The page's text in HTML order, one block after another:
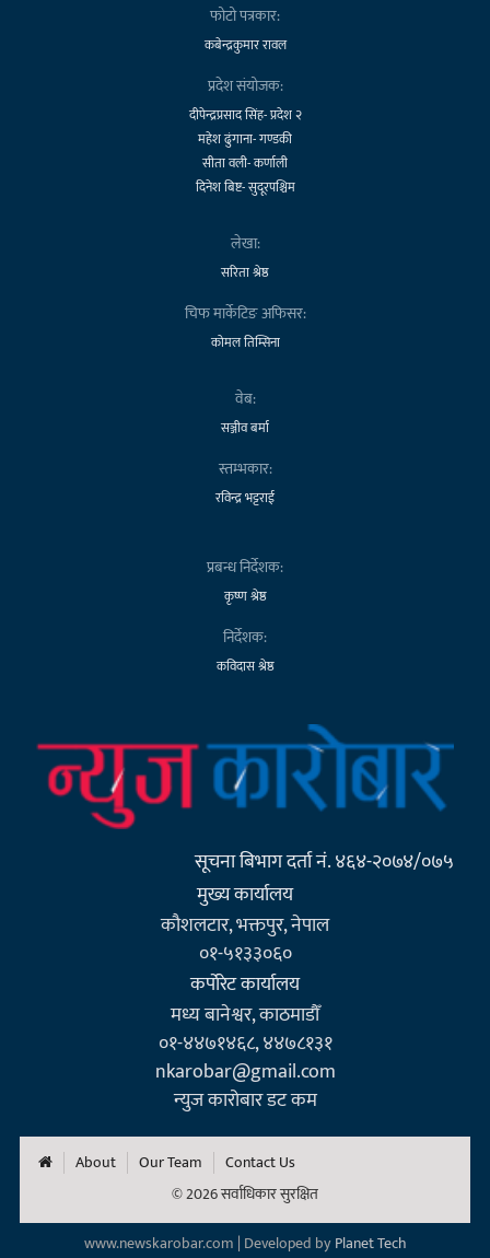
फोटो पत्रकार:
कबेन्द्रकुमार रावल
प्रदेश संयोजक:
दीपेन्द्रप्रसाद सिंह- प्रदेश २
महेश ढुंगाना- गण्डकी
सीता वली- कर्णाली
दिनेश बिष्ट- सुदूरपश्चिम
लेखा:
सरिता श्रेष्ठ
चिफ मार्केटिङ अफिसर:
कोमल तिम्सिना
वेब:
सञ्जीव बर्मा
स्तम्भकार:
रविन्द्र भट्टराई
प्रबन्ध निर्देशक:
कृष्ण श्रेष्ठ
निर्देशक:
कविदास श्रेष्ठ
सूचना बिभाग दर्ता नं. ४६४-२०७४/०७५
मुख्य कार्यालय
कौशलटार, भक्तपुर, नेपाल
०१-५१३३०६०
कर्पाेरेट कार्यालय
मध्य बानेश्वर, काठमाडौँ
०१-४४७१४६८, ४४७८१३१
nkarobar@gmail.com
न्युज कारोबार डट कम
About Our Team
Contact Us
© 2026 सर्वाधिकार सुरक्षित
www.newskarobar.com | Developed byPlanet Tech